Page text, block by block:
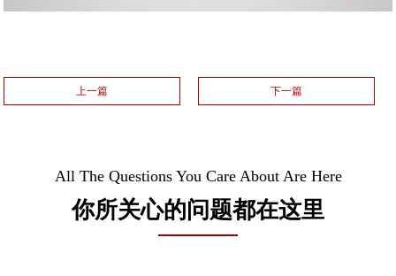
上一篇 下一篇
All The Questions You Care About Are Here
你所关心的问题都在这里